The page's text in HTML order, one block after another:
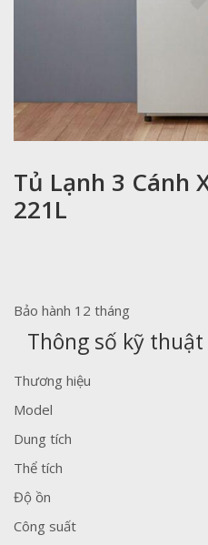
Tủ Lạnh 3 Cánh
221L
Bảo hành 12 tháng
Thông số kỹ thuật
Thương hiệu
Model
Dung tích
Thể tích
Độ ồn
Công suất